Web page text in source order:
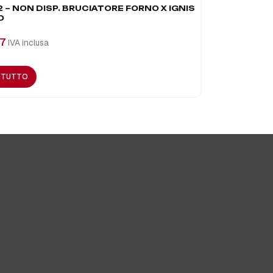
NON DISP. BRUCIATORE FORNO X IGNIS
IVA inclusa
TUTTO